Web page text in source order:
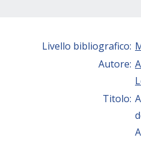
Livello bibliografico:
Autore:
Titolo: